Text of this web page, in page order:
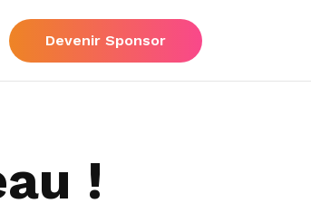
Devenir Sponsor
!